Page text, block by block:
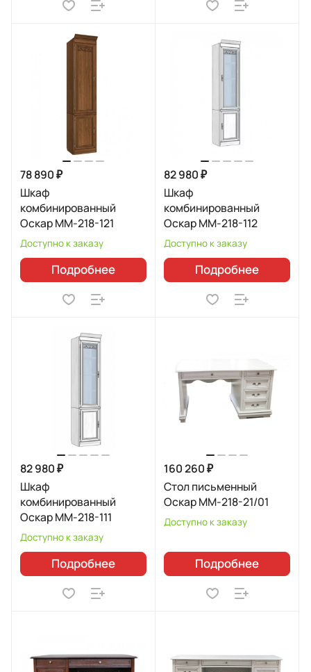
78 890 ₽
Шкаф
комбинированный
Оскар ММ-218-121
Доступно к заказу
Подробнее
82 980 ₽
Шкаф
комбинированный
Оскар ММ-218-112
Доступно к заказу
Подробнее
82 980 ₽
Шкаф
комбинированный
Оскар ММ-218-111
Доступно к заказу
Подробнее
160 260 ₽
Стол письменный
Оскар ММ-218-21/01
Доступно к заказу
Подробнее